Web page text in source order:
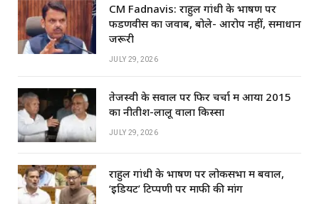
CM Fadnavis: राहुल गांधी के भाषण पर
फडणवीस का जवाब, बोले- आरोप नहीं, समाधान
जरूरी
JULY 29, 2026
तेजस्वी के सवाल पर फिर चर्चा में आया 2015
का नीतीश-लालू वाला किस्सा
JULY 29, 2026
राहुल गांधी के भाषण पर लोकसभा में बवाल,
‘इडियट’ टिप्पणी पर माफी की मांग